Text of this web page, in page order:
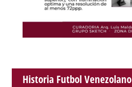
Historia Futbol Venezolano